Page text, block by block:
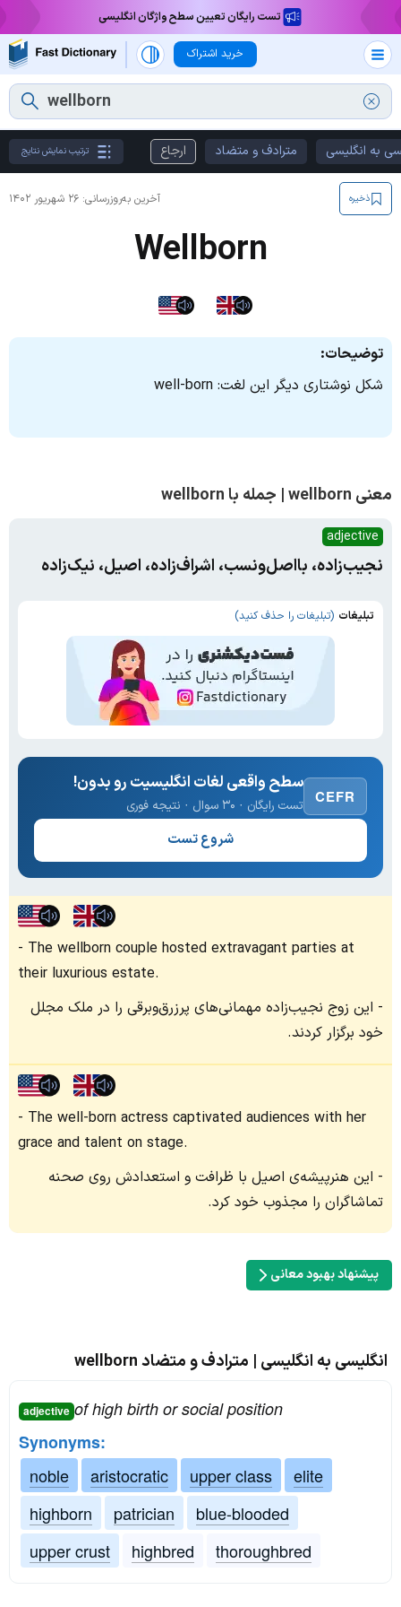
تست رایگان تعیین سطح واژگان انگلیسی
خرید اشتراک
به انگلیسی مترادف و متضاد ارجاع ترتیب نمایش نتایج
آخرین به‌روزرسانی: ۲۶ شهریور ۱۴۰۲ ذخیره
Wellborn
توضیحات:
شکل نوشتاری دیگر این لغت: well-born
معنی wellborn | جمله با wellborn
adjective
نجیب‌زاده، بااصل‌ونسب، اشراف‌زاده، اصیل، نیک‌زاده
تبلیغات (تبلیغات را حذف کنید)
CEFR
سطح واقعی لغات انگلیسیت رو بدون!
تست رایگان · ۳۰ سوال · نتیجه فوری
شروع تست
The wellborn couple hosted extravagant parties at
their luxurious estate.
این زوج نجیب‌زاده مهمانی‌های پرزرق‌وبرقی را در ملک مجلل
خود برگزار کردند.
The well-born actress captivated audiences with her
grace and talent on stage.
این هنرپیشه‌ی اصیل با ظرافت و استعدادش روی صحنه
تماشاگران را مجذوب خود کرد.
پیشنهاد بهبود معانی
انگلیسی به انگلیسی | مترادف و متضاد wellborn
adjective of high birth or social position
Synonyms:
noble
aristocratic upper class
elite
highborn
patrician
blue-blooded
upper crust
highbred thoroughbred